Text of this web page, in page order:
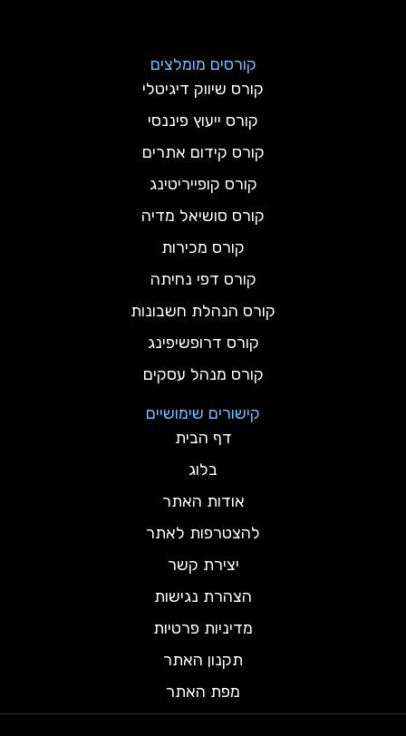
קורסים מומלצים
קורס שיווק דיגיטלי
קורס ייעוץ פיננסי
קורס קידום אתרים
קורס קופייריטינג
קורס סושיאל מדיה
קורס מכירות
קורס דפי נחיתה
קורס הנהלת חשבונות
קורס דרופשיפינג
קורס מנהל עסקים
קישורים שימושיים
דף הבית
בלוג
אודות האתר
להצטרפות לאתר
יצירת קשר
הצהרת נגישות
מדיניות פרטיות
תקנון האתר
מפת האתר